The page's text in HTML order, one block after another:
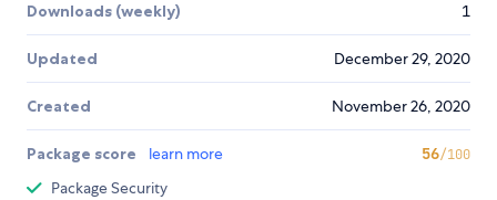
Downloads (weekly) 1
Updated December 29, 2020
Created November 26, 2020
Package score learn more 56/100
Package Security